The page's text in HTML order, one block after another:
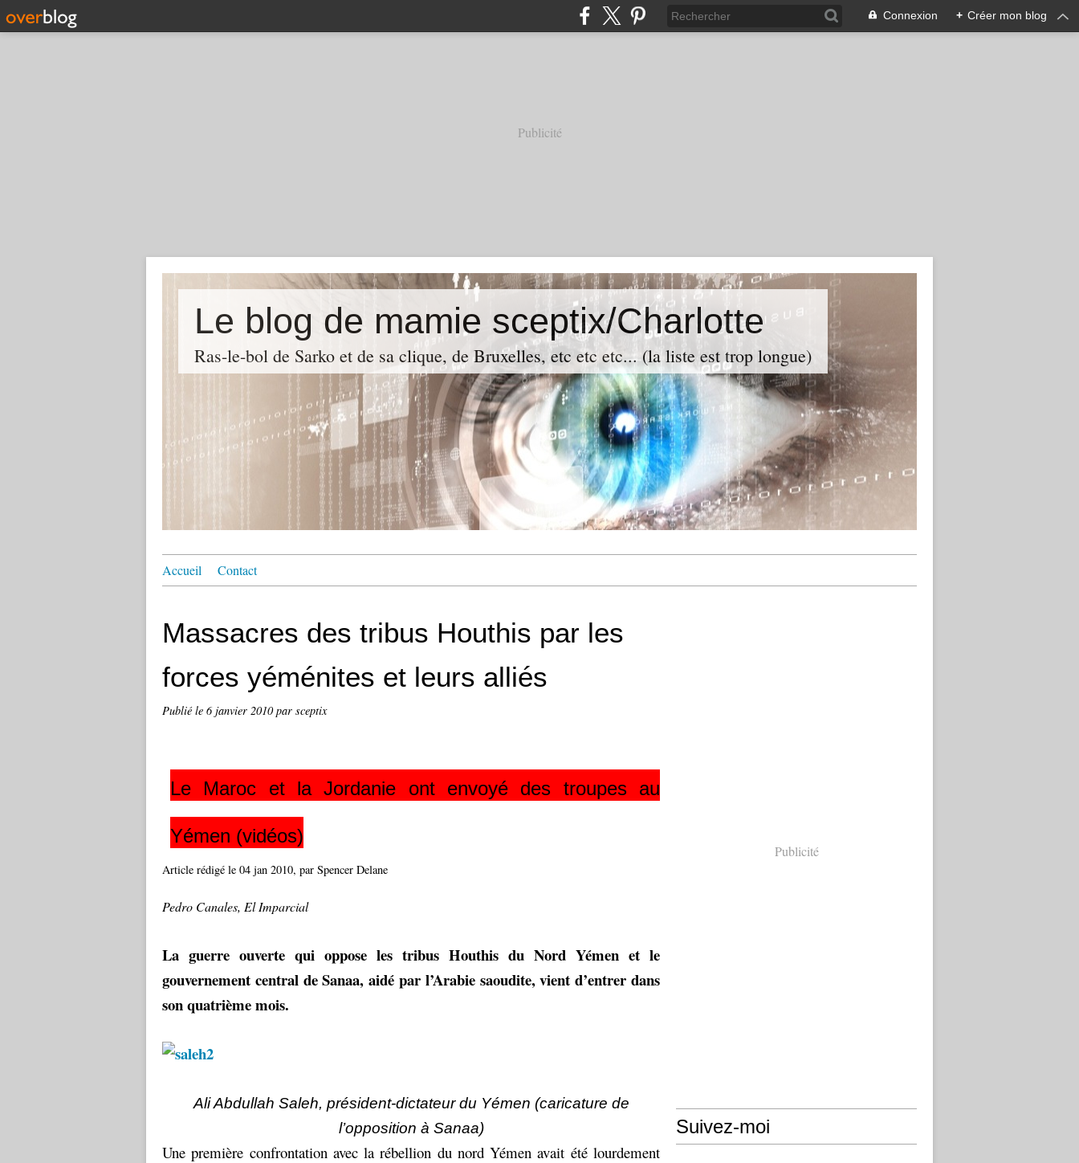
Connexion + Créer mon blog
Publicité
Le blog de mamie sceptix/Charlotte
Ras-le-bol de Sarko et de sa clique, de Bruxelles, etc etc etc... (la liste est trop longue)
Accueil Contact
Massacres des tribus Houthis par les
forces yéménites et leurs alliés
Publié le 6 janvier 2010par sceptix
Le Maroc et la Jordanie ont envoyé des troupes au
Yémen (vidéos)
Article rédigé le 04 jan 2010, par Spencer Delane
Pedro Canales, El Imparcial
La guerre ouverte qui oppose les tribus Houthis du Nord Yémen et le
gouvernement central de Sanaa, aidé par l’Arabie saoudite, vient d’entrer dans
son quatrième mois.
Ali Abdullah Saleh, président-dictateur du Yémen (caricature de
l’opposition à Sanaa)
Une première confrontation avec la rébellion du nord Yémen avait été lourdement
Publicité
Suivez-moi